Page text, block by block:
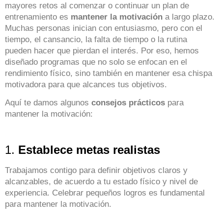
mayores retos al comenzar o continuar un plan de
entrenamiento es mantener la motivación a largo plazo.
Muchas personas inician con entusiasmo, pero con el
tiempo, el cansancio, la falta de tiempo o la rutina
pueden hacer que pierdan el interés. Por eso, hemos
diseñado programas que no solo se enfocan en el
rendimiento físico, sino también en mantener esa chispa
motivadora para que alcances tus objetivos.
Aquí te damos algunos consejos prácticos para
mantener la motivación:
1. Establece metas realistas
Trabajamos contigo para definir objetivos claros y
alcanzables, de acuerdo a tu estado físico y nivel de
experiencia. Celebrar pequeños logros es fundamental
para mantener la motivación.